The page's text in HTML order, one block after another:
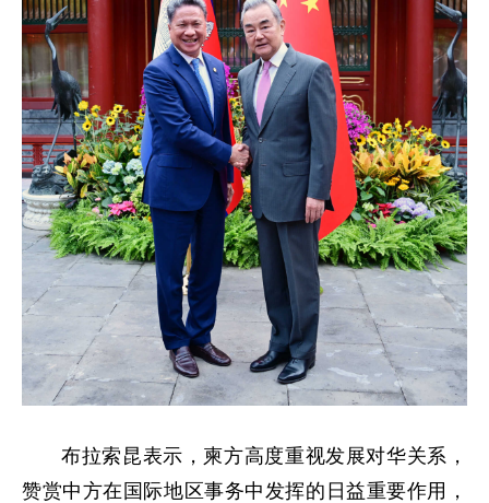
布拉索昆表示，柬方高度重视发展对华关系，
赞赏中方在国际地区事务中发挥的日益重要作用，